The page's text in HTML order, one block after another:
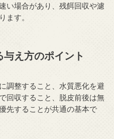
い場合があり、残餌回収や濾
ます。
え方のポイント
調整すること、水質悪化を避
回収すること、脱皮前後は無
先することが共通の基本で